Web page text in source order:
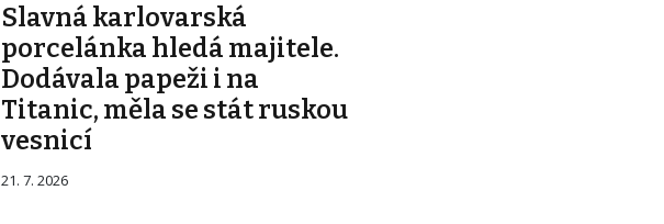
Slavná karlovarská
porcelánka hledá majitele.
Dodávala papeži i na
Titanic, měla se stát ruskou
vesnicí
21. 7. 2026